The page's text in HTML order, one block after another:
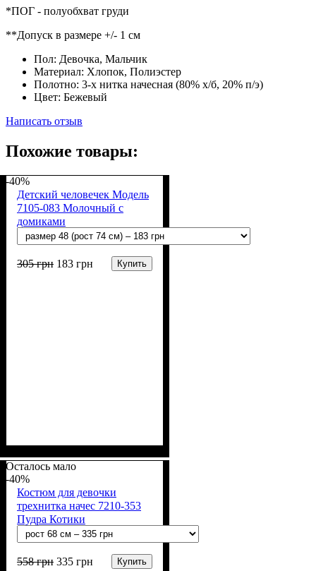
*ПОГ - полуобхват груди
**Допуск в размере +/- 1 см
Пол: Девочка, Мальчик
Материал: Хлопок, Полиэстер
Полотно: 3-х нитка начесная (80% х/б, 20% п/э)
Цвет: Бежевый
Написать отзыв
Похожие товары:
-40%
Детский человечек Модель
7105-083 Молочный с
домиками
305грн 183 грн Купить
х/б)
Осталось мало
-40%
Костюм для девочки
трехнитка начес 7210-353
Пудра Котики
558грн 335 грн Купить